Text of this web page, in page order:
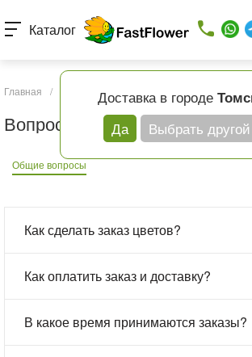
Доставка в городе
Да
Выбрать другой
Каталог
Главная / Вопрос - ответ
Вопрос - ответ
Общие вопросы
Как сделать заказ цветов?
Как оплатить заказ и доставку?
В какое время принимаются заказы?